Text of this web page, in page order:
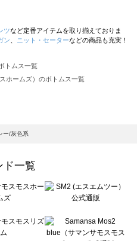
ツなど定番アイテムを取り揃えておりま
ン ニット・セーターなどの商品も充実！
トムス一覧
ホームズ）のボトムス一覧
サマンサモスモス）のボトムス一覧
ルー）のボトムス一覧
ボトムス一覧
一覧
ムス一覧
ー/灰色系
ド一覧